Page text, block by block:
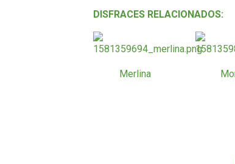
DISFRACES RELACIONADOS:
Merlina